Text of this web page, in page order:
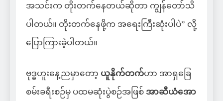
အသင်းက တိုးတက်နေတယ်ဆိုတာ ကျွန်တော်သိ
ပါတယ်။ တိုးတက်နေဖို့က အရေးကြီးဆုံးပါပဲ” လို့
ပြောကြားခဲ့ပါတယ်။
ဗုဒ္ဓဟူးနေ့ညမှာတော့ ယူနိုက်တက်ဟာ အာရှခြေ
စမ်းခရီးစဉ်မှ ပထမဆုံးပွဲစဉ်အဖြစ် အာဆီယံအော